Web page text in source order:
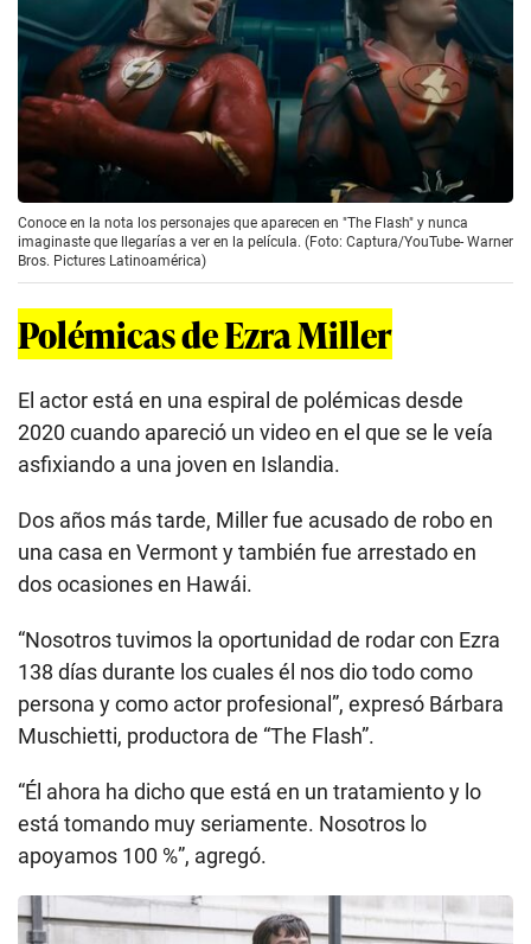
Conoce en la nota los personajes que aparecen en "The Flash" y nunca
imaginaste que llegarías a ver en la película. (Foto: Captura/YouTube- Warner
Bros. Pictures Latinoamérica)
Polémicas de Ezra Miller
El actor está en una espiral de polémicas desde
2020 cuando apareció un video en el que se le veía
asfixiando a una joven en Islandia.
Dos años más tarde, Miller fue acusado de robo en
una casa en Vermont y también fue arrestado en
dos ocasiones en Hawái.
“Nosotros tuvimos la oportunidad de rodar con Ezra
138 días durante los cuales él nos dio todo como
persona y como actor profesional”, expresó Bárbara
Muschietti, productora de “The Flash”.
“Él ahora ha dicho que está en un tratamiento y lo
está tomando muy seriamente. Nosotros lo
apoyamos 100 %”, agregó.